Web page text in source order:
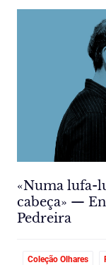
«Numa lufa-
cabeça» —
Pedreira
Coleção Olhares